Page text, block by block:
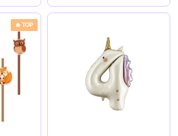
🔥 TOP